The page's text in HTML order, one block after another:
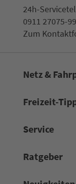
24h-
0911 27075-99
Zum
Netz &
Frei­zeit-
Service
Rat­ge­ber